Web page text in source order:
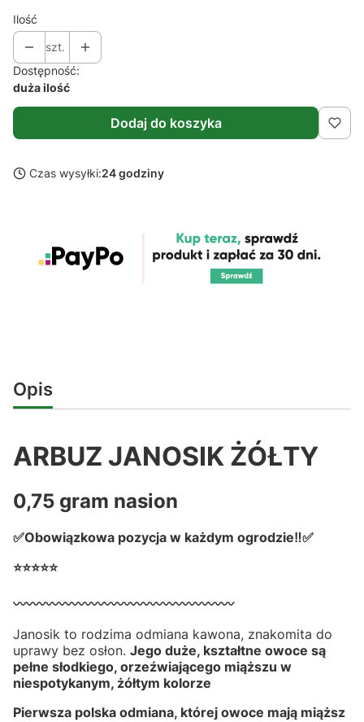
Ilość
szt.
Dostępność:
duża ilość
Dodaj do koszyka
Czas wysyłki:24 godziny
Opis
ARBUZ JANOSIK ŻÓŁTY
0,75 gram nasion
✅Obowiązkowa pozycja w każdym ogrodzie‼✅
⭐⭐⭐⭐⭐
〰️〰️〰️〰️〰️〰️〰️〰️〰️〰️〰️〰️〰️〰️〰️〰️〰️
Janosik to rodzima odmiana kawona, znakomita do
uprawy bez osłon. Jego duże, kształtne owoce są
pełne słodkiego, orzeźwiającego miąższu w
niespotykanym, żółtym kolorze
Pierwsza polska odmiana, której owoce mają miąższ